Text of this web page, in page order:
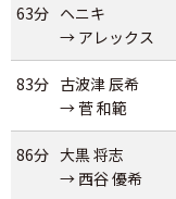
63分 ヘニキ
→ アレックス
83分 古波津 辰希
→ 菅 和範
86分 大黒 将志
→ 西谷 優希